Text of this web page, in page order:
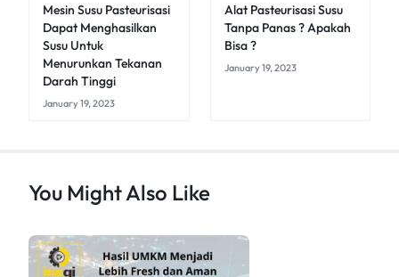
Mesin Susu Pasteurisasi
Dapat Menghasilkan
Susu Untuk
Menurunkan Tekanan
Darah Tinggi
January 19, 2023
Alat Pasteurisasi Susu
Tanpa Panas ? Apakah
Bisa ?
January 19, 2023
You Might Also Like